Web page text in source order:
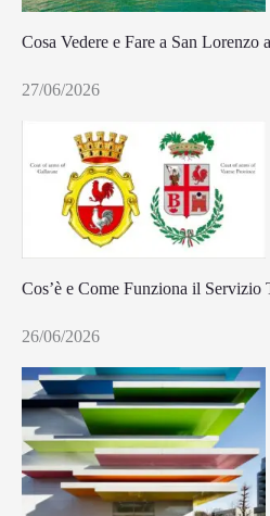
Cosa Vedere e Fare a San Lorenzo
27/06/2026
Cos’è e Come Funziona il Servizio
26/06/2026